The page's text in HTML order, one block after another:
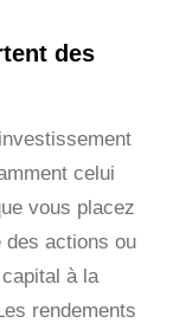
des
celui
vous placez
actions ou
à la
rendements